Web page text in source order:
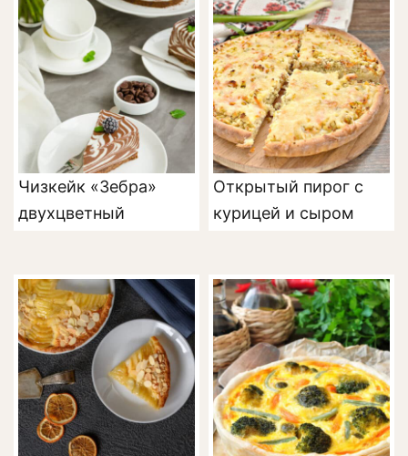
Чизкейк «Зебра»
двухцветный
Открытый пирог с
курицей и сыром